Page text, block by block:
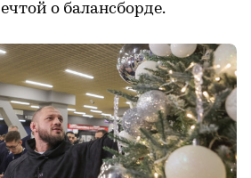
о балансборде.